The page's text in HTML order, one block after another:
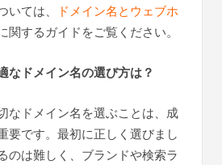
いては、
ドメイン名とウェブホ
関するガイドをご覧ください。
なドメイン名の選び方は？
なドメイン名を選ぶことは、成
要です。最初に正しく選びまし
のは難しく、ブランドや検索ラ